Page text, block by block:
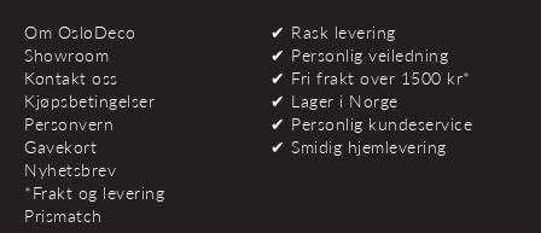
Om OsloDeco
Showroom
Kontakt oss
Kjøpsbetingelser
Personvern
Gavekort
Nyhetsbrev
*Frakt og levering
Prismatch
✔ Rask levering
✔ Personlig veiledning
✔ Fri frakt over 1500 kr*
✔ Lager i Norge
✔ Personlig kundeservice
✔ Smidig hjemlevering